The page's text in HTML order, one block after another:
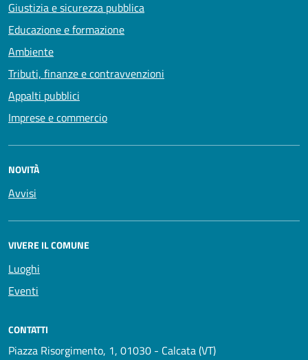
Giustizia e sicurezza pubblica
Educazione e formazione
Ambiente
Tributi, finanze e contravvenzioni
Appalti pubblici
Imprese e commercio
NOVITÀ
Avvisi
VIVERE IL COMUNE
Luoghi
Eventi
CONTATTI
Piazza Risorgimento, 1, 01030 - Calcata (VT)